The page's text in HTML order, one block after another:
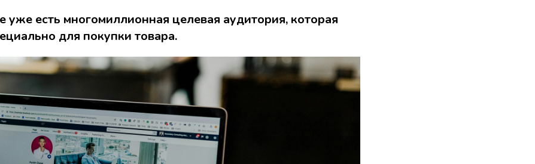
уже есть многомиллионная целевая аудитория, которая
для покупки товара.